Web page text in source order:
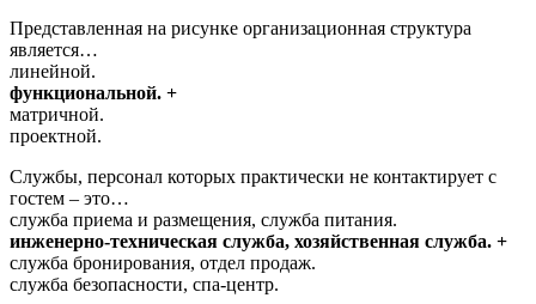
Представленная на рисунке организационная структура
является…
линейной.
функциональной. +
матричной.
проектной.
Службы, персонал которых практически не контактирует с
гостем – это…
служба приема и размещения, служба питания.
инженерно-техническая служба, хозяйственная служба. +
служба бронирования, отдел продаж.
служба безопасности, спа-центр.